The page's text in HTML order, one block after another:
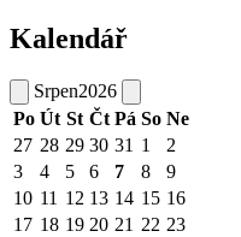
Kalendář
Srpen2026
Po Út St Čt Pá So Ne
27 28 29 30 31 1
2
3
4 5 6 7 8
9
10 11 12 13 14 15 16
17 18 19 20 21 22 23